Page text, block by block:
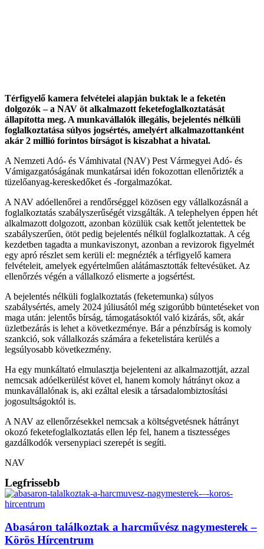
Térfigyelő kamera felvételei alapján buktak le a feketén
dolgozók – a NAV öt alkalmazott feketefoglalkoztatását
állapította meg. A munkavállalók illegális, bejelentés nélküli
foglalkoztatása súlyos jogsértés, amelyért alkalmazottanként
akár 2 millió forintos bírságot is kiszabhat a hivatal.
A Nemzeti Adó- és Vámhivatal (NAV) Pest Vármegyei Adó- és
Vámigazgatóságának munkatársai idén fokozottan ellenőrizték a
tüzelőanyag-kereskedőket és -forgalmazókat.
A NAV adóellenőrei a rendőrséggel közösen egy vállalkozásnál a
foglalkoztatás szabályszerűségét vizsgálták. A telephelyen éppen hét
alkalmazott dolgozott, azonban közülük csak kettőt jelentettek be
szabályszerűen, ötöt pedig bejelentés nélkül foglalkoztattak. A cég
kezdetben tagadta a munkaviszonyt, azonban a revizorok figyelmét
egy apró részlet sem kerüli el: megnézték a térfigyelő kamera
felvételeit, amelyek egyértelműen alátámasztották feltevésüket. Az
ellenőrzés végén a vállalkozó elismerte a jogsértést.
A bejelentés nélküli foglalkoztatás (feketemunka) súlyos
szabálysértés, amely 2024 júliusától még szigorúbb büntetéseket von
maga után: jelentős bírság, támogatásoktól való kizárás, sőt, akár
üzletbezárás is lehet a következménye. Bár a pénzbírság is komoly
szankció, sok vállalkozás számára a feketelistára kerülés a
legsúlyosabb következmény.
Ha egy munkáltató elmulasztja bejelenteni az alkalmazottját, azzal
nemcsak adóelkerülést követ el, hanem komoly hátrányt okoz a
munkavállalónak is, aki ezáltal elesik a társadalombiztosítási
jogosultságoktól is.
A NAV az ellenőrzésekkel nemcsak a költségvetésnek hátrányt
okozó feketefoglalkoztatás ellen lép fel, hanem a tisztességes
gazdálkodók versenypiaci szerepét is segíti.
NAV
Legfrissebb
Abasáron találkoztak a harcművész nagymesterek –
Körös Hírcentrum